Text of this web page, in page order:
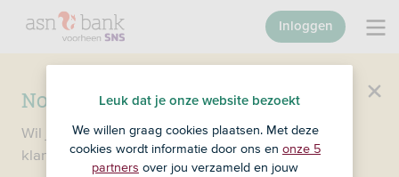
Nog geen klant bij SNS?
Wil je een product openen en ben je nog geen
klant bij SNS? Ga dan naar ASN Bank .
Inloggen
Leuk dat je onze website bezoekt
We willen graag cookies plaatsen. Met deze
cookies wordt informatie door ons en onze 5
partners over jou verzameld en jouw